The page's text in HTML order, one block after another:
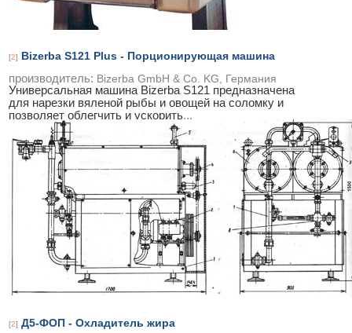
[2] Bizerba S121 Plus - Порционирующая машина
Универсальная машина Bizerba S121 предназначена
для нарезки вяленой рыбы и овощей на соломку и
позволяет облегчить и ускорить...
производитель: Bizerba GmbH & Co. KG, Германия
[2] Д5-ФОП - Охладитель жира